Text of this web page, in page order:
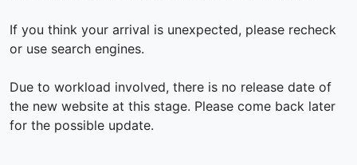
If you think your arrival is unexpected, please recheck
or use search engines.
Due to workload involved, there is no release date of
the new website at this stage. Please come back later
for the possible update.